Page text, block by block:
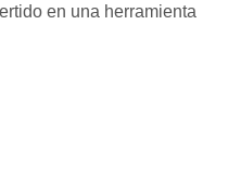
en una herramienta